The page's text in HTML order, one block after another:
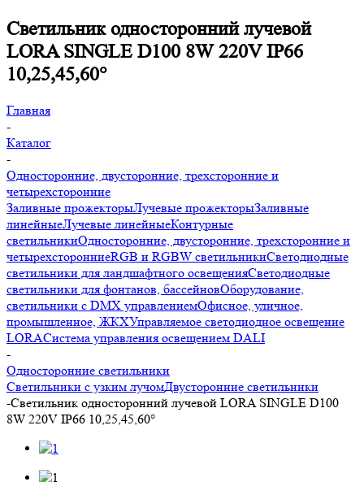
Светильник односторонний лучевой
LORA SINGLE D100 8W 220V IP66
10,25,45,60°
Главная
-
Каталог
-
Односторонние, двусторонние, трехсторонние и
четырехсторонние
Заливные прожекторыЛучевые прожекторыЗаливные
линейныеЛучевые линейныеКонтурные
светильникиОдносторонние, двусторонние, трехсторонние и
четырехсторонниеRGB и RGBW светильникиСветодиодные
светильники для ландшафтного освещенияСветодиодные
светильники для фонтанов, бассейновОборудование,
светильники с DMX управлениемОфисное, уличное,
промышленное, ЖКХУправляемое светодиодное освещение
LORAСистема управления освещением DALI
-
Односторонние светильники
Светильники с узким лучомДвусторонние светильники
-Светильник односторонний лучевой LORA SINGLE D100
8W 220V IP66 10,25,45,60°